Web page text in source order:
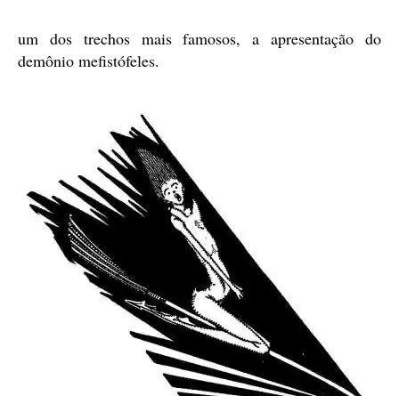
um dos trechos mais famosos, a apresentação do
demônio mefistófeles.